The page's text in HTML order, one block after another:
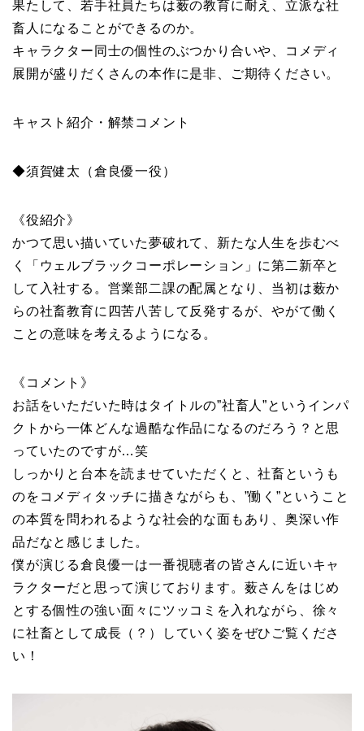
果たして、若手社員たちは薮の教育に耐え、立派な社
畜人になることができるのか。
キャラクター同士の個性のぶつかり合いや、コメディ
展開が盛りだくさんの本作に是非、ご期待ください。
キャスト紹介・解禁コメント
◆須賀健太（倉良優一役）
《役紹介》
かつて思い描いていた夢破れて、新たな人生を歩むべ
く「ウェルブラックコーポレーション」に第二新卒と
して入社する。営業部二課の配属となり、当初は薮か
らの社畜教育に四苦八苦して反発するが、やがて働く
ことの意味を考えるようになる。
《コメント》
お話をいただいた時はタイトルの”社畜人”というインパ
クトから一体どんな過酷な作品になるのだろう？と思
っていたのですが…笑
しっかりと台本を読ませていただくと、社畜というも
のをコメディタッチに描きながらも、”働く”ということ
の本質を問われるような社会的な面もあり、奥深い作
品だなと感じました。
僕が演じる倉良優一は一番視聴者の皆さんに近いキャ
ラクターだと思って演じております。薮さんをはじめ
とする個性の強い面々にツッコミを入れながら、徐々
に社畜として成長（？）していく姿をぜひご覧くださ
い！